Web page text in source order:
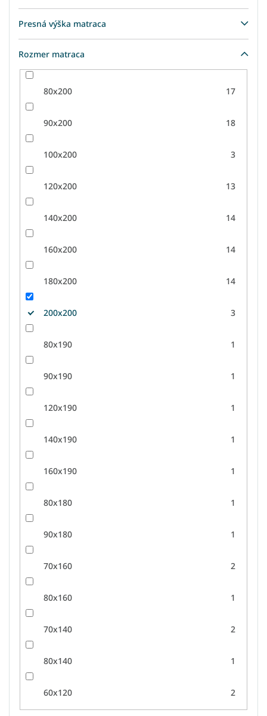
Presná výška matraca
Rozmer matraca
80x200 17
90x200 18
100x200 3
120x200 13
140x200 14
160x200 14
180x200 14
200x200 3
80x190 1
90x190 1
120x190 1
140x190 1
160x190 1
80x180 1
90x180 1
70x160 2
80x160 1
70x140 2
80x140 1
60x120 2